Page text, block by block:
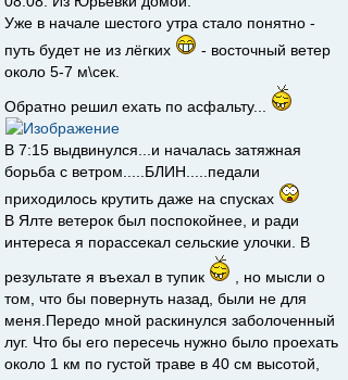
Уже в начале шестого утра стало понятно -
путь будет не из лёгких
- восточный ветер
около 5-7 м\сек.
Обратно решил ехать по асфальту...
В 7:15 выдвинулся...и началась затяжная
борьба с ветром.....БЛИН.....педали
приходилось крутить даже на спусках
В Ялте ветерок был поспокойнее, и ради
интереса я порассекал сельские улочки. В
результате я въехал в тупик
, но мысли о
том, что бы повернуть назад, были не для
меня.Передо мной раскинулся заболоченный
луг. Что бы его пересечь нужно было проехать
около 1 км по густой траве в 40 см высотой,